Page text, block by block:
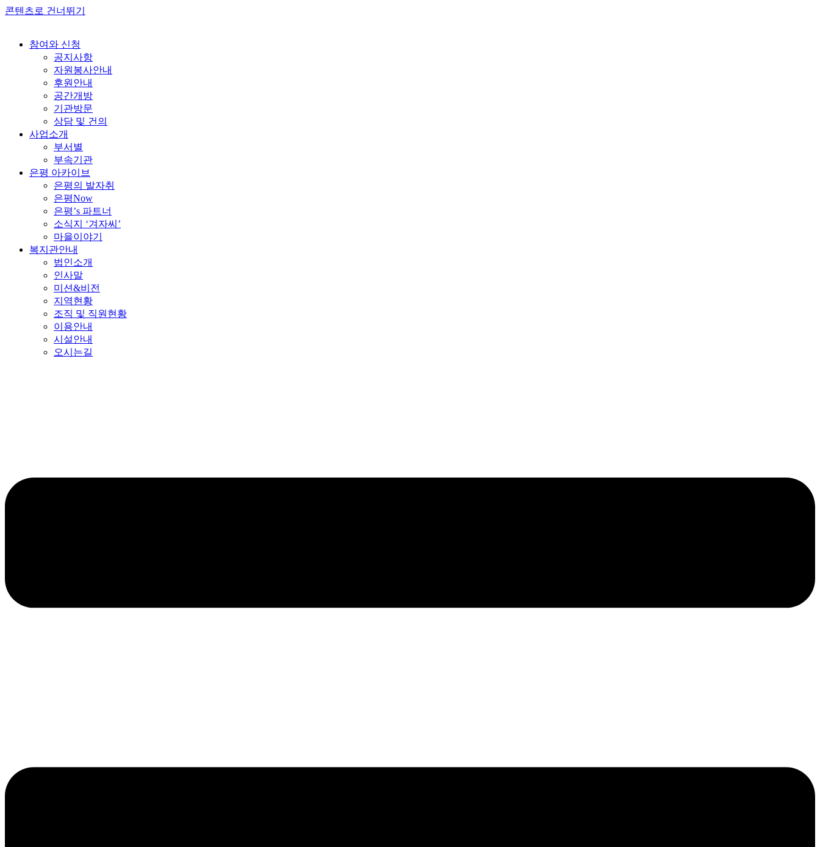
콘텐츠로 건너뛰기
참여와 신청
공지사항
자원봉사안내
후원안내
공간개방
기관방문
상담 및 건의
사업소개
부서별
부속기관
은평 아카이브
은평의 발자취
은평Now
은평’s 파트너
소식지 ‘겨자씨’
마을이야기
복지관안내
법인소개
인사말
미션&비전
지역현황
조직 및 직원현황
이용안내
시설안내
오시는길